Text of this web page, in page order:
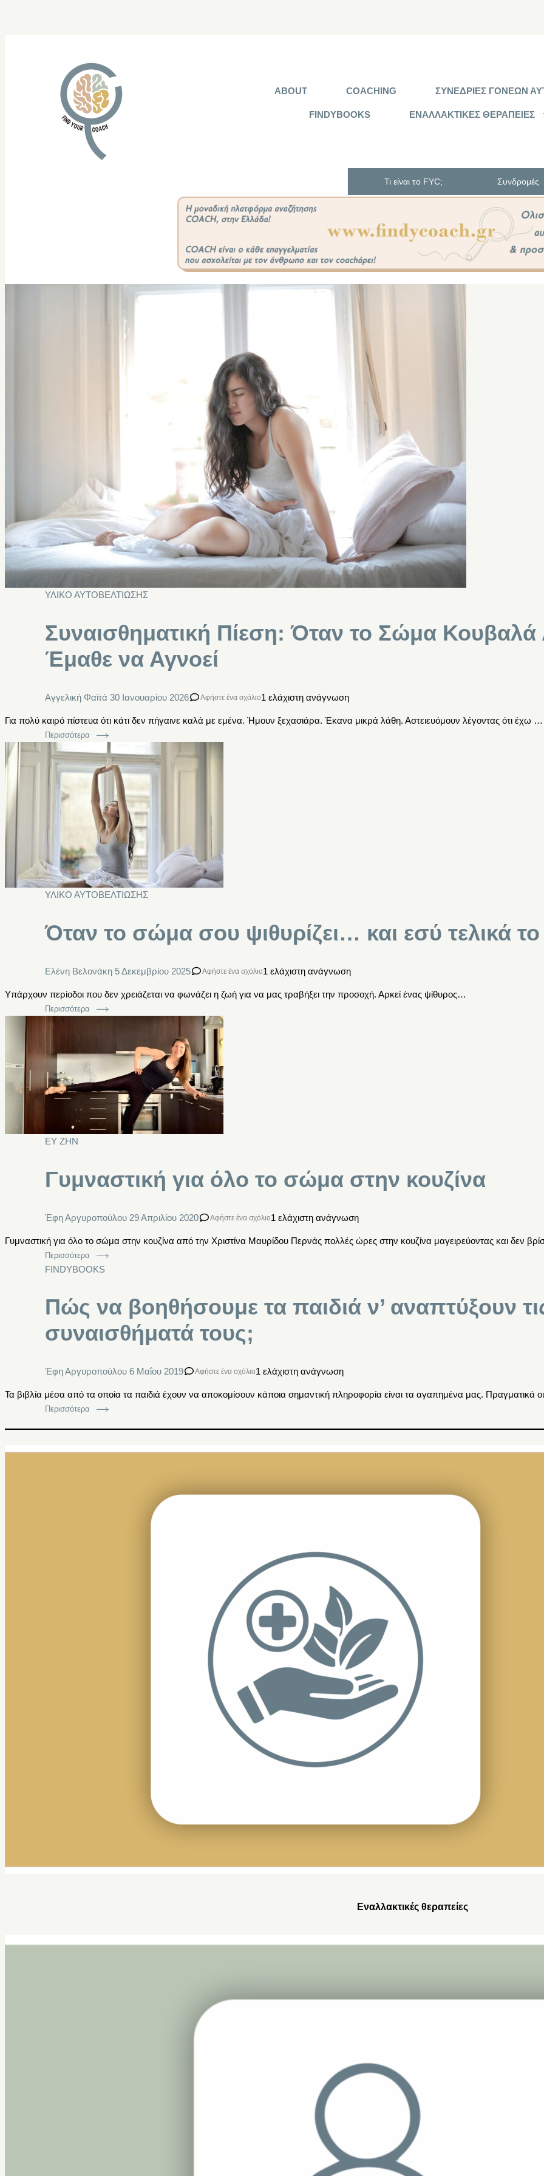
ABOUT COACHING ΣΥΝΕΔΡΙΕΣ ΓΟΝΕΩΝ
FINDYBOOKS ΕΝΑΛΛΑΚΤΙΚΕΣ ΘΕΡΑΠΕΙΕΣ
Τι είναι το FYC; Συνδρομές
ΥΛΙΚΟ ΑΥΤΟΒΕΛΤΙΩΣΗΣ
Συναισθηματική Πίεση: Όταν το Σώμα
Έμαθε να Αγνοεί
Αγγελική Φαϊτά 30 Ιανουαρίου 2026 Αφήστε ένα σχόλιο1 ελάχιστη ανάγνωση
Για πολύ καιρό πίστευα ότι κάτι δεν πήγαινε καλά με εμένα. Ήμουν ξεχασιάρα. Έκανα μικρά λάθη. Αστειευόμουν λέγοντας ότι έχω …
Περισσότερα
ΥΛΙΚΟ ΑΥΤΟΒΕΛΤΙΩΣΗΣ
Όταν το σώμα σου ψιθυρίζει… και εσύ τελικά
Ελένη Βελονάκη 5 Δεκεμβρίου 2025 Αφήστε ένα σχόλιο1 ελάχιστη ανάγνωση
Υπάρχουν περίοδοι που δεν χρειάζεται να φωνάζει η ζωή για να μας τραβήξει την προσοχή. Αρκεί ένας ψίθυρος…
Περισσότερα
ΕΥ ΖΗΝ
Γυμναστική για όλο το σώμα στην κουζίνα
Έφη Αργυροπούλου 29 Απριλίου 2020 Αφήστε ένα σχόλιο1 ελάχιστη ανάγνωση
Γυμναστική για όλο το σώμα στην κουζίνα από την Χριστίνα Μαυρίδου Περνάς πολλές ώρες στην κουζίνα μαγειρεύοντας και δεν
Περισσότερα
FINDYBOOKS
Πώς να βοηθήσουμε τα παιδιά ν’ αναπτύξουν
συναισθήματά τους;
Έφη Αργυροπούλου 6 Μαΐου 2019 Αφήστε ένα σχόλιο1 ελάχιστη ανάγνωση
Τα βιβλία μέσα από τα οποία τα παιδιά έχουν να αποκομίσουν κάποια σημαντική πληροφορία είναι τα αγαπημένα μας. Πραγματικά
Περισσότερα
Εναλλακτικές θεραπείες